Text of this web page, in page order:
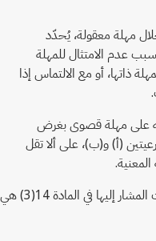
مهلة معقولة، يُحدّد
سبب عدم الامتثال للمهلة
ذاتها، أو مع الالتماس إذا
على مهلة قصوى بغرض
(أ) و(ب)، على ألا تقل
] الاستثناءات المشار إليها في المادة 14(3) هي